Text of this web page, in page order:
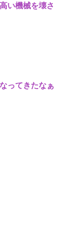
い機械を壊さ
ってきたなぁ